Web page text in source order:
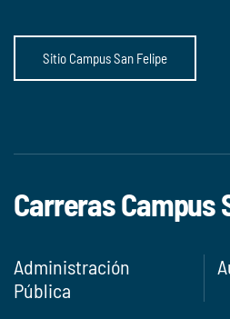
Sitio Campus San Felipe
Carreras Campus
Administración
Pública